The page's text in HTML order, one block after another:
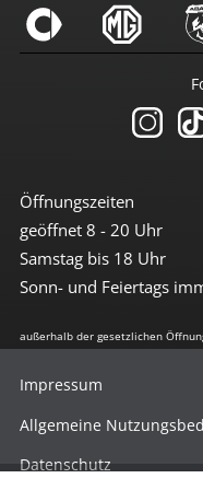
3te Bremsleuchte
4x Airbag
Beifahrerairbag
Bremsassistent
Freisprechanlage
Geschwindigkeit-
ISOFIX Beifahrersitz
ISOFIX
LED-Scheinwerfer
LED-Tagfahrlicht
Lichtsensor
Reifendruckkontrolle
Totwinkel-Assistent
Wegfahrsperre
Öffnungszeiten
geöffnet 8 - 20 Uhr
Samstag bis 18 Uhr
Sonn- und Feiertags
außerhalb der gesetzlichen
Impressum
Allgemeine
Datenschutz